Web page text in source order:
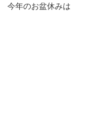
今年のお盆休みは